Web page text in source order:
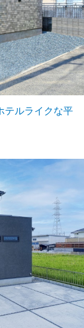
テルライクな平